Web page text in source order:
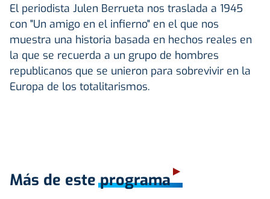
El periodista Julen Berrueta nos traslada a 1945
con "Un amigo en el infierno" en el que nos
muestra una historia basada en hechos reales en
la que se recuerda a un grupo de hombres
republicanos que se unieron para sobrevivir en la
Europa de los totalitarismos.
Más de este programa